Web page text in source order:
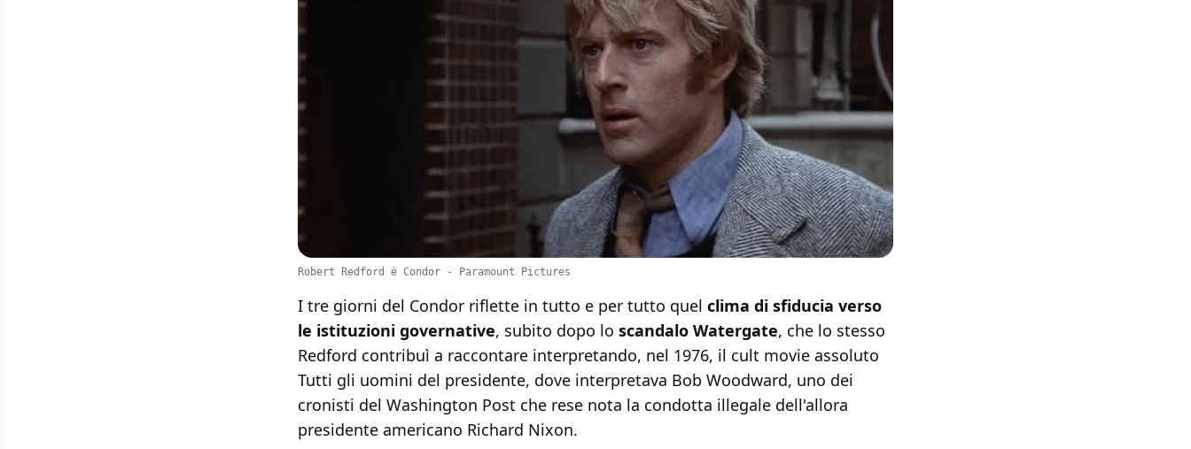
Robert Redford è Condor - Paramount Pictures
I tre giorni del Condor riflette in tutto e per tutto quel clima di sfiducia verso
le istituzioni governative, subito dopo lo scandalo Watergate, che lo stesso
Redford contribuì a raccontare interpretando, nel 1976, il cult movie assoluto
Tutti gli uomini del presidente, dove interpretava Bob Woodward, uno dei
cronisti del Washington Post che rese nota la condotta illegale dell'allora
presidente americano Richard Nixon.